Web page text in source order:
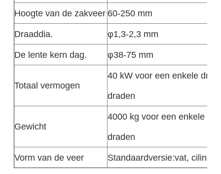
Hoogte van de zakveer 60-250 mm
Draaddia.
φ1,3-2,3 mm
De lente kern dag.
φ38-75 mm
Totaal vermogen
40 kW voor een enkele
draden
Gewicht
4000 kg voor een enkele
draden
Vorm van de veer
Standaardversie:vat,